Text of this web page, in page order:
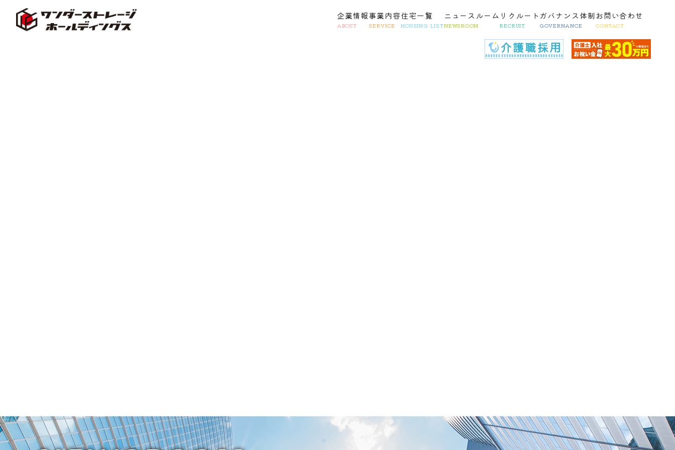
企業情報
ABOUT
事業内容
SERVICE
住宅一覧
HOUSING LIST
ニュースルーム
NEWSROOM
リクルート
RECRUIT
ガバナンス体制
GOVERNANCE
お問い合わせ
CONTACT